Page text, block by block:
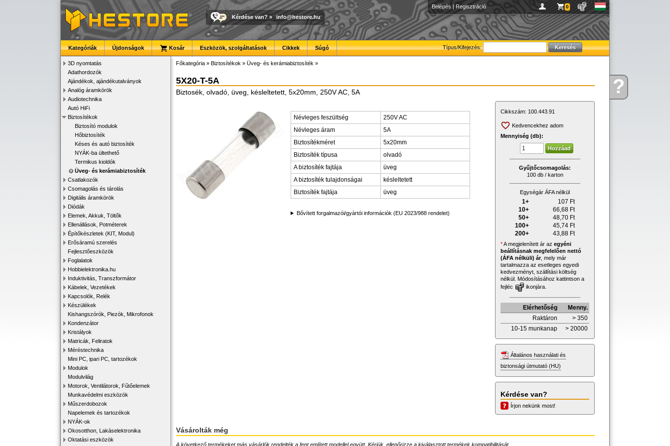
Kérdése?
Belépés | Regisztráció 0
Kérdése van? » info@hestore.hu
Típus/Kifejezés:
Kategóriák Újdonságok Kosár Eszközök, szolgáltatások Cikkek Súgó
3D nyomtatás
Adathordozók
Ajándékok, ajándékutalványok
Analóg áramkörök
Audiotechnika
Autó HiFi
Biztosítékok
Biztosító modulok
Hőbiztosíték
Késes és autó biztosíték
NYÁK-ba ültethető
Termikus kioldók
Üveg- és kerámiabiztosíték
Csatlakozók
Csomagolás és tárolás
Digitális áramkörök
Diódák
Elemek, Akkuk, Töltők
Ellenállások, Potméterek
Építőkészletek (KIT, Modul)
Erősáramú szerelés
Fejlesztőeszközök
Foglalatok
Hobbielektronika.hu
Induktivitás, Transzformátor
Kábelek, Vezetékek
Kapcsolók, Relék
Készülékek
Kishangszórók, Piezók, Mikrofonok
Kondenzátor
Kristályok
Matricák, Feliratok
Méréstechnika
Mini PC, ipari PC, tartozékok
Modulok
Modulvilág
Motorok, Ventilátorok, Fűtőelemek
Munkavédelmi eszközök
Műszerdobozok
Napelemek és tartozékok
NYÁK-ok
Okosotthon, Lakáselektronika
Oktatási eszközök
Főkategória » Biztosítékok » Üveg- és kerámiabiztosíték »
5X20-T-5A
Biztosék, olvadó, üveg, késleltetett, 5x20mm, 250V AC, 5A
Névleges feszültség
250V AC
Névleges áram
5A
Biztosítékméret
5x20mm
Biztosíték típusa
olvadó
A biztosíték fajtája
üveg
A biztosíték tulajdonságai
késleltetett
Biztosíték fajtája
üveg
Bővített forgalmazói/gyártói információk (EU 2023/988 rendelet)
Cikkszám: 100.443.91
Kedvencekhez adom
Mennyiség (db):
Gyűjtőcsomagolás:
100 db / karton
Egységár ÁFA nélkül
1+ 107 Ft
10+
66,68 Ft
50+
48,70 Ft
100+
45,74 Ft
200+
43,88 Ft
*A megjelenített ár az egyéni
beállításnak megfelelően nettó
(ÁFA nélküli) ár, mely már
tartalmazza az esetleges egyedi
kedvezményt, szállítási költség
nélkül. Módosításához kattintson a
fejléc
ikonjára.
Elérhetőség
Menny.
Raktáron
> 350
10-15 munkanap
> 20000
Általános használati és
biztonsági útmutató (HU)
Kérdése van?
Írjon nekünk most!
Vásárolták még
A következő termékeket más vásárlók rendelték a fent említett modellel együtt. Kérjük, ellenőrizze a kiválasztott termékek kompatibilitását.